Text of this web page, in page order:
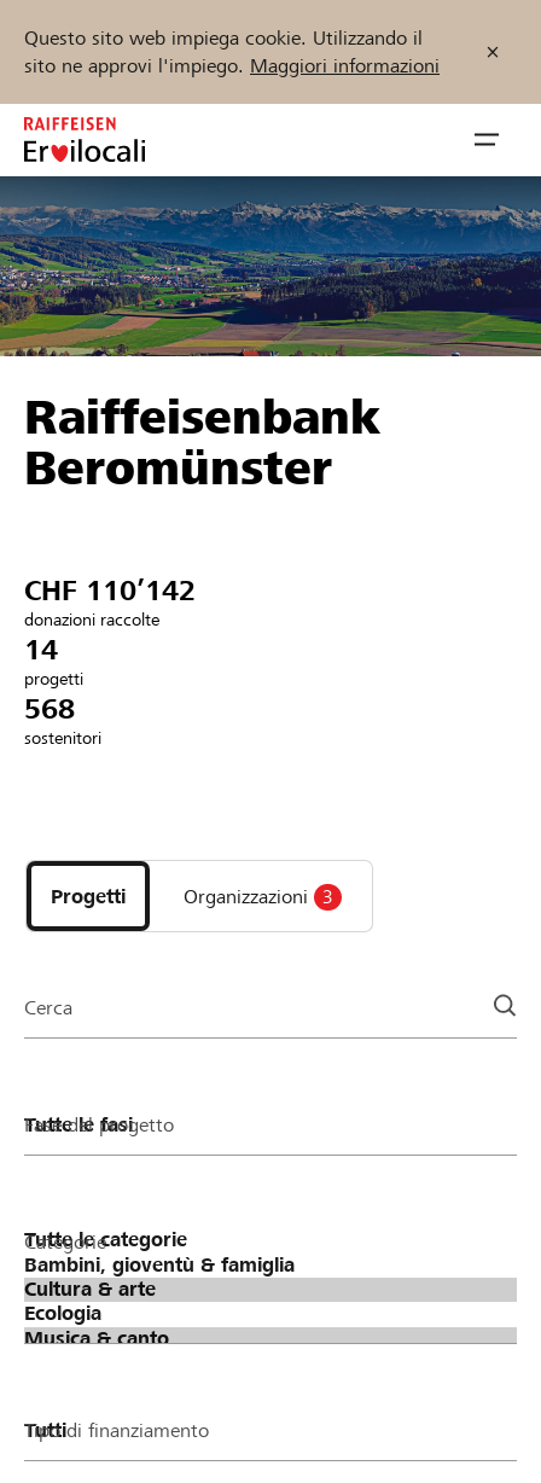
Questo sito web impiega cookie. Utilizzando il
sito ne approvi l'impiego. Maggiori informazioni
Zum
Inhalt
springen
öffnen
Sostenere
Aiuto & supporto
Collegarsi
Trova progetti e organizzazioni
Inizia ora
DE FR IT
Raiffeisenbank
Beromünster
CHF 110’142
donazioni raccolte
14
progetti
568
sostenitori
i
progetti
e
della
Progetti Organizzazioni 3
Cerca
Fase del progetto
Categorie
Tipo di finanziamento